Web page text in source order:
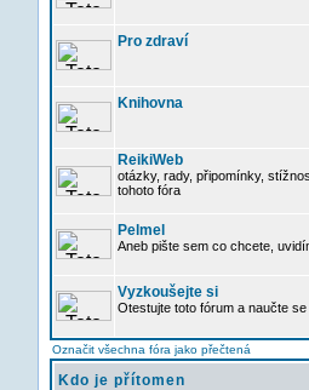
Pro zdraví
Knihovna
ReikiWeb
otázky, rady, připomínky,
tohoto fóra
Pelmel
Aneb pište sem co chcete,
Vyzkoušejte si
Otestujte toto fórum a naučte
Označit všechna fóra jako přečtená
Kdo je přítomen